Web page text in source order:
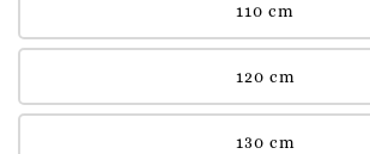
110 cm
120 cm
130 cm